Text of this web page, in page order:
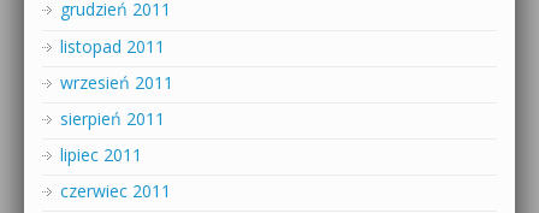
grudzień 2011
listopad 2011
wrzesień 2011
sierpień 2011
lipiec 2011
czerwiec 2011